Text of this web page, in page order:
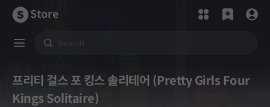
Store
프리티 걸스 포 킹스 솔리테어 (Pretty Girls Four
Kings Solitaire)